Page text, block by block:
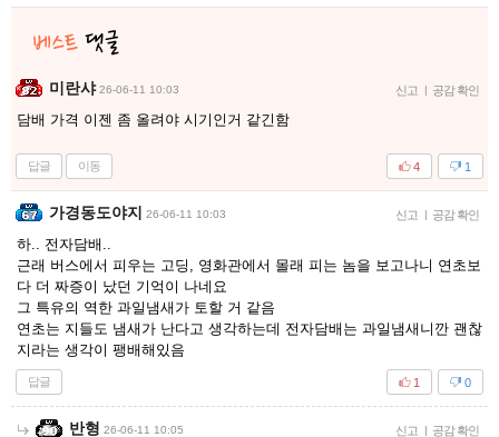
미란샤 26-06-11 10:03 신고 | 공감 확인
담배 가격 이젠 좀 올려야 시기인거 같긴함
답글 이동 1
4
가경동도야지 26-06-11 10:03 신고 | 공감 확인
하.. 전자담배..
근래 버스에서 피우는 고딩, 영화관에서 몰래 피는 놈을 보고나니 연초보
다 더 짜증이 났던 기억이 나네요
그 특유의 역한 과일냄새가 토할 거 같음
연초는 지들도 냄새가 난다고 생각하는데 전자담배는 과일냄새니깐 괜찮
지라는 생각이 팽배해있음
답글 0
1
반형 26-06-11 10:05 신고 | 공감 확인